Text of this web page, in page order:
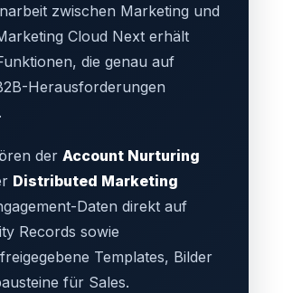
zwischen Marketing und
Cloud Next erhält
die genau auf
Herausforderungen
der Account Nurturing
Distributed Marketing
Daten direkt auf
Records sowie
Templates, Bilder
für Sales.